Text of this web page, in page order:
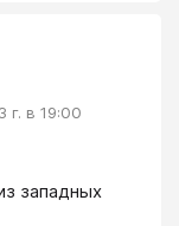
г. в 19:00
западных